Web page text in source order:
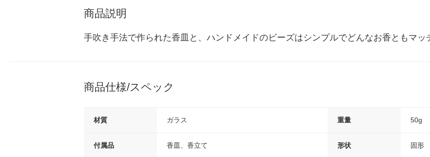
商品説明
手吹き手法で作られた香皿と、ハンドメイドのビーズはシンプルでどんなお香ともマッ
商品仕様/スペック
材質 ガラス 重量 50g
付属品 香皿、香立て 形状 固形